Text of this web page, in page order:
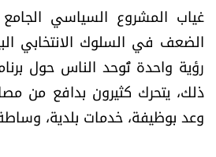
غياب المشروع السياسي
الضعف في السلوك الانتخابي
رؤية واحدة تُوحد الناس حول
ذلك، يتحرك كثيرون بدافع من
وعد بوظيفة، خدمات بلدية،